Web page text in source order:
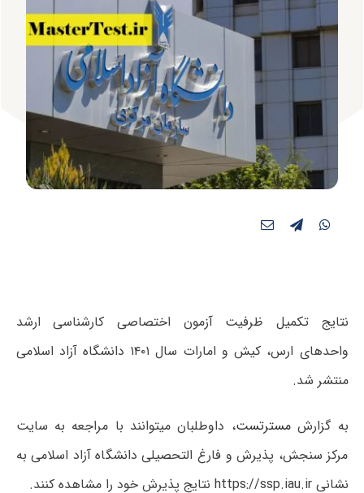
نتایج تکمیل ظرفیت آزمون اختصاصی کارشناسی ارشد
واحدهای ارس، کیش و امارات سال ۱۴۰۱ دانشگاه آزاد اسلامی
منتشر شد.
به گزارشمسترتست، داوطلبان میتوانند با مراجعه به سایت
مرکز سنجش، پذیرش و فارغ التحصیلی دانشگاه آزاد اسلامی به
نشانی https://ssp.iau.ir نتایج پذیرش خود را مشاهده کنند.